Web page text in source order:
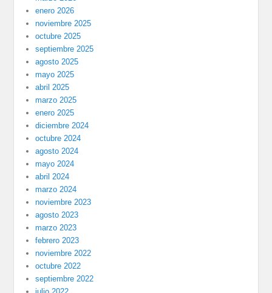
enero 2026
noviembre 2025
octubre 2025
septiembre 2025
agosto 2025
mayo 2025
abril 2025
marzo 2025
enero 2025
diciembre 2024
octubre 2024
agosto 2024
mayo 2024
abril 2024
marzo 2024
noviembre 2023
agosto 2023
marzo 2023
febrero 2023
noviembre 2022
octubre 2022
septiembre 2022